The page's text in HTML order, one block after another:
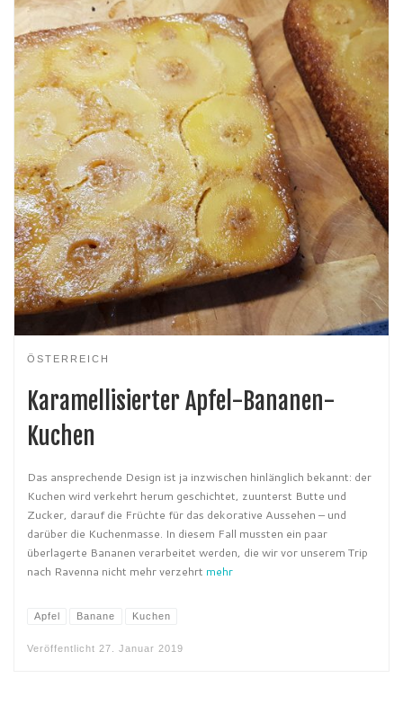
ÖSTERREICH
Karamellisierter Apfel-Bananen-
Kuchen
Das ansprechende Design ist ja inzwischen hinlänglich bekannt: der
Kuchen wird verkehrt herum geschichtet, zuunterst Butte und
Zucker, darauf die Früchte für das dekorative Aussehen – und
darüber die Kuchenmasse. In diesem Fall mussten ein paar
überlagerte Bananen verarbeitet werden, die wir vor unserem Trip
nach Ravenna nicht mehr verzehrt mehr
Apfel Banane Kuchen
Veröffentlicht 27. Januar 2019